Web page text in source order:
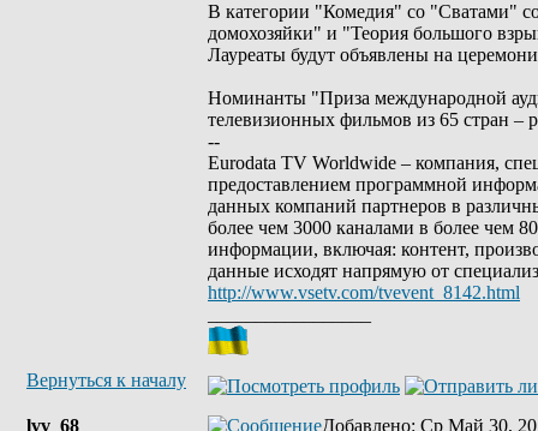
В категории "Комедия" со "Сватами"
домохозяйки" и "Теория большого
Лауреаты будут объявлены на
Номинанты "Приза международной
телевизионных фильмов из 65 стран –
--
Eurodata TV Worldwide – компания,
предоставлением программной
данных компаний партнеров в
более чем 3000 каналами в более чем
информации, включая: контент,
данные исходят напрямую от
http://www.vsetv.com/tvevent_8142.html
Вернуться к началу
lvv_68 Добавлено: Ср Май 30,